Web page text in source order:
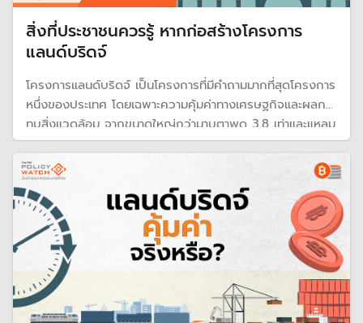
สิ่งที่ประชาชนควรรู้ หากก่อสร้างโครงการ
แลนด์บริดจ์
โครงการแลนด์บริดจ์ เป็นโครงการที่มีคำถามมากที่สุดโครงการ
หนึ่งของประเทศ โดยเฉพาะความคุ้มค่าทางเศรษฐกิจและผลกระ
ทบสิ่งแวดล้อม จากขนาดใหญ่กว่ามาบตาพุด 3.8 เท่าและแหลม
ฉบัง 2.4 เท่า โดยผลศึกษานักวิชาการหลายสภาบันล่าสุด
ประเมินจะกระทบต่อพื้นที่ชายฝั่งและสภาพแวดล้อมค่อนข้างมาก
แนะให้ศึกษาอย่างรอบด้าน